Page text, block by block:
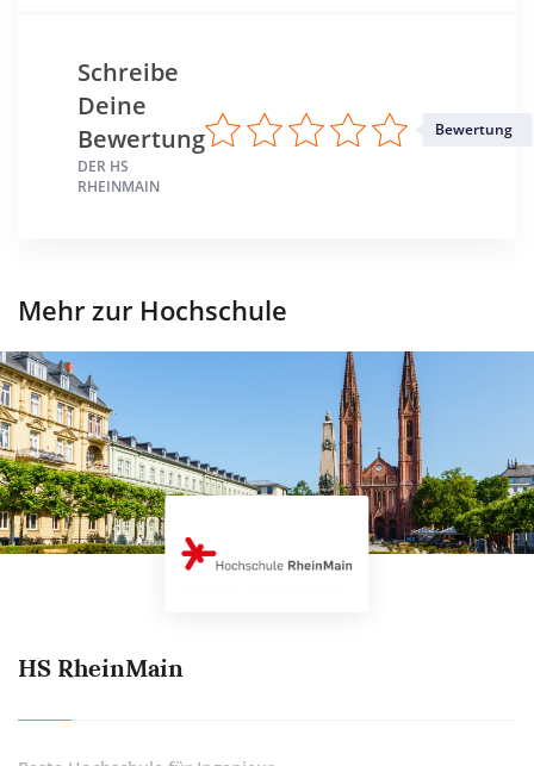
Schreibe
Deine
Bewertung
DER HS
RHEINMAIN
Bewertung
Mehr zur Hochschule
HS RheinMain